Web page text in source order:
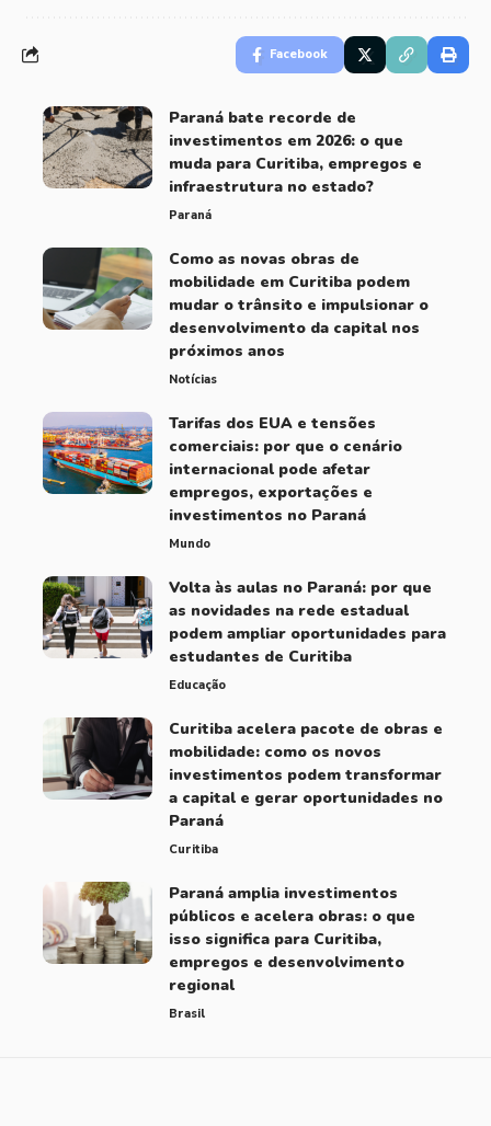
Facebook
Paraná bate recorde de
investimentos em 2026: o que
muda para Curitiba, empregos e
infraestrutura no estado?
Paraná
Como as novas obras de
mobilidade em Curitiba podem
mudar o trânsito e impulsionar o
desenvolvimento da capital nos
próximos anos
Notícias
Tarifas dos EUA e tensões
comerciais: por que o cenário
internacional pode afetar
empregos, exportações e
investimentos no Paraná
Mundo
Volta às aulas no Paraná: por que
as novidades na rede estadual
podem ampliar oportunidades para
estudantes de Curitiba
Educação
Curitiba acelera pacote de obras e
mobilidade: como os novos
investimentos podem transformar
a capital e gerar oportunidades no
Paraná
Curitiba
Paraná amplia investimentos
públicos e acelera obras: o que
isso significa para Curitiba,
empregos e desenvolvimento
regional
Brasil